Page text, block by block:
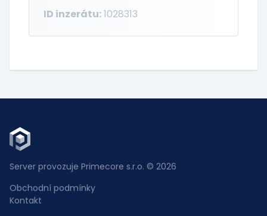
ID inzerátu:1028313
Server provozuje Primecore s.r.o. © 2026
Obchodní podmínky
Kontakt